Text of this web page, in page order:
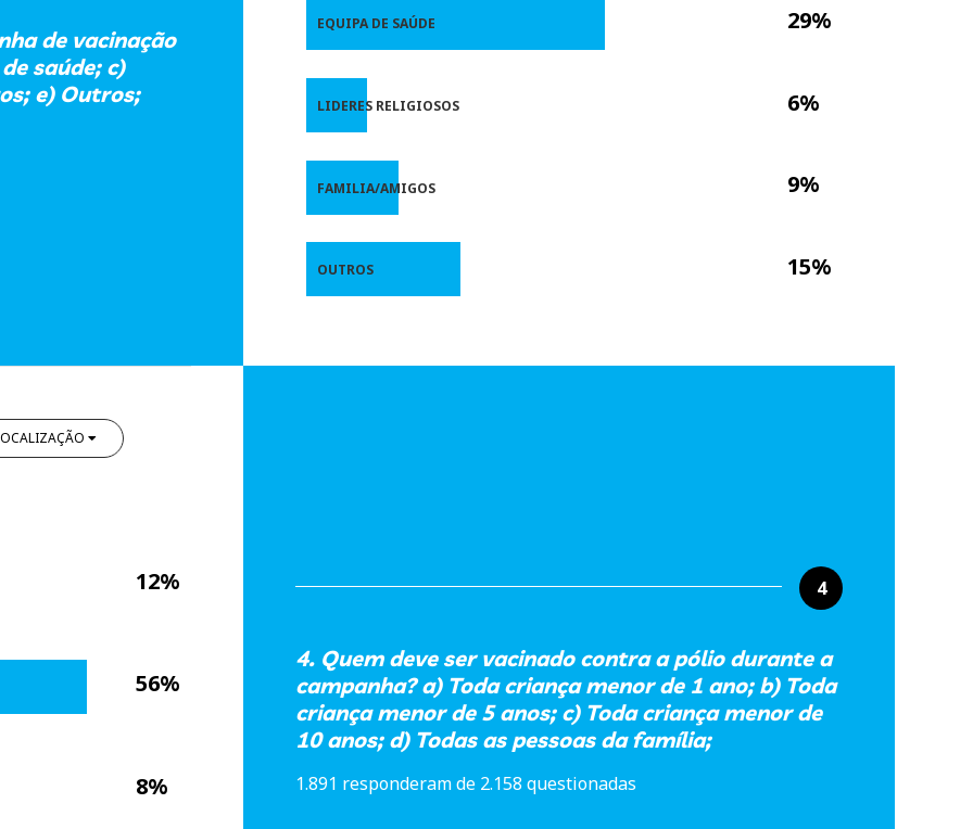
de vacinação
saúde; c)
e) Outros;
29%
6%
9%
15%
EQUIPA DE SAÚDE
LIDERES RELIGIOSOS
FAMILIA/AMIGOS
OUTROS
4
4. Quem deve ser vacinado contra a pólio durante a
campanha? a) Toda criança menor de 1 ano; b) Toda
criança menor de 5 anos; c) Toda criança menor de
10 anos; d) Todas as pessoas da família;
1.891 responderam de 2.158 questionadas
12%
56%
8%